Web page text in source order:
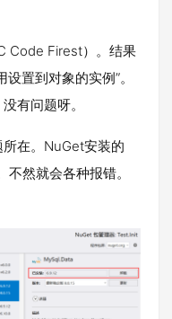
Code Firest）。结果
置到对象的实例”。
有问题呀。
在。NuGet安装的
然就会各种报错。